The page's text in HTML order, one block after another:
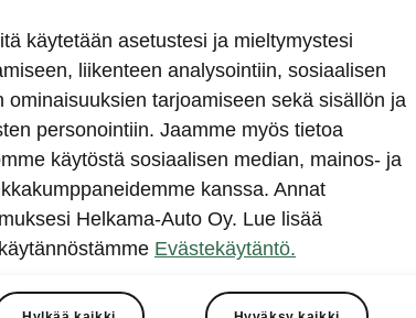
Avustinjärjestelmät
Sähköautot ja hybridit
Sähköautot ja hybridit
Ladattavat hybridit
Vinkkejä sähköautoiluun
Ajoakku ja turvallisuus
Ohjelmiston päivitys
Kotilataus
käytetään asetustesi ja mieltymystesi
liikenteen analysointiin, sosiaalisen
ominaisuuksien tarjoamiseen sekä sisällön ja
personointiin. Jaamme myös tietoa
käytöstä sosiaalisen median, mainos- ja
kanssa. Annat
Helkama-Auto Oy. Lue lisää
Evästekäytäntö.